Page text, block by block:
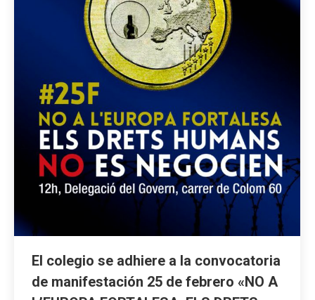
El colegio se adhiere a la convocatoria
de manifestación 25 de febrero «NO A